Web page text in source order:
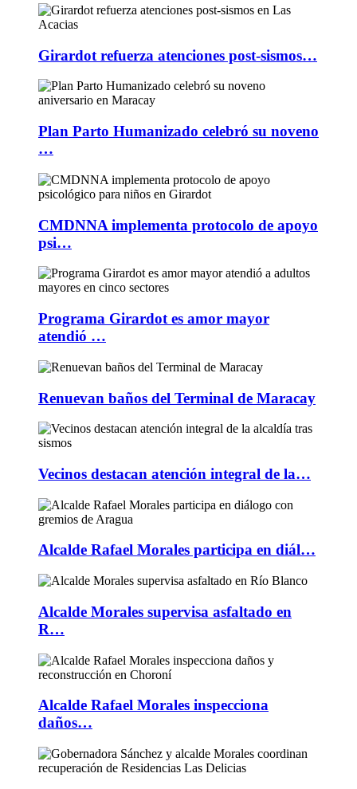
Girardot refuerza atenciones post-sismos…
Plan Parto Humanizado celebró su noveno
…
CMDNNA implementa protocolo de apoyo
psi…
Programa Girardot es amor mayor
atendió …
Renuevan baños del Terminal de Maracay
Vecinos destacan atención integral de la…
Alcalde Rafael Morales participa en diál…
Alcalde Morales supervisa asfaltado en
R…
Alcalde Rafael Morales inspecciona
daños…